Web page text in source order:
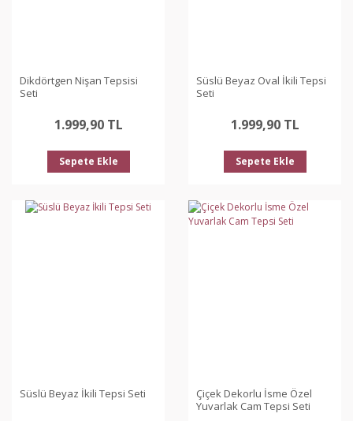
Dikdörtgen Nişan Tepsisi
Seti
1.999,90 TL
Sepete Ekle
Süslü Beyaz Oval İkili Tepsi
Seti
1.999,90 TL
Sepete Ekle
Süslü Beyaz İkili Tepsi Seti
Çiçek Dekorlu İsme Özel
Yuvarlak Cam Tepsi Seti